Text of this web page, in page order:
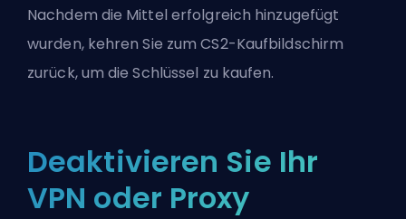
Nachdem die Mittel erfolgreich hinzugefügt
wurden, kehren Sie zum CS2-Kaufbildschirm
zurück, um die Schlüssel zu kaufen.
Deaktivieren Sie Ihr
VPN oder Proxy